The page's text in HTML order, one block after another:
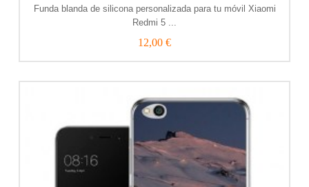
Funda blanda de silicona personalizada para tu móvil Xiaomi
Redmi 5 ...
12,00 €